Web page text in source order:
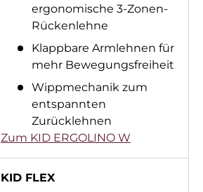
ergonomische 3-Zonen-
Rückenlehne
Klappbare Armlehnen für
mehr Bewegungsfreiheit
Wippmechanik zum
entspannten
Zurücklehnen
Zum KID ERGOLINO W
KID FLEX